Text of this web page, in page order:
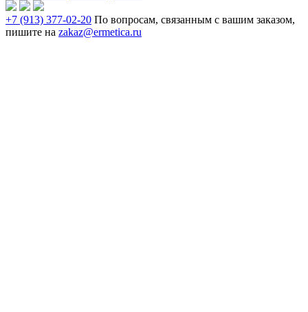
+7 (913) 377-02-20 По вопросам, связанным с вашим заказом,
пишите на zakaz@ermetica.ru